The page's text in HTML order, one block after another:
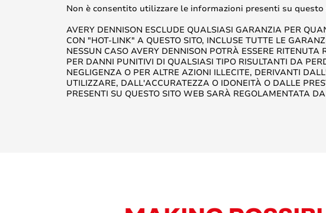
Non è consentito utilizzare le informazioni presenti su
AVERY DENNISON ESCLUDE QUALSIASI GARANZIA PER
CON "HOT-LINK" A QUESTO SITO, INCLUSE TUTTE LE
NESSUN CASO AVERY DENNISON POTRÀ ESSERE
PER DANNI PUNITIVI DI QUALSIASI TIPO RISULTANTI DA
NEGLIGENZA O PER ALTRE AZIONI ILLECITE, DERIVANTI
UTILIZZARE, DALL'ACCURATEZZA O IDONEITÀ O DALLE
PRESENTI SU QUESTO SITO WEB SARÀ REGOLAMENTATA